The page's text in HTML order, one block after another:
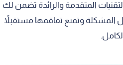
المتقدمة والرائدة تضمن لك
المشكلة وتمنع تفاقمها مستقبلاً